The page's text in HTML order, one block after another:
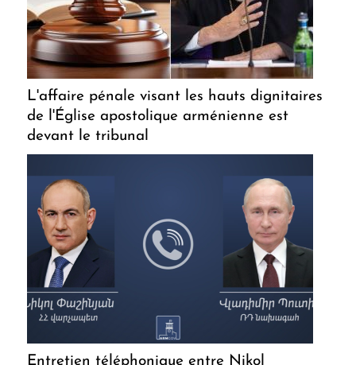
L'affaire pénale visant les hauts dignitaires
de l'Église apostolique arménienne est
devant le tribunal
Entretien téléphonique entre Nikol